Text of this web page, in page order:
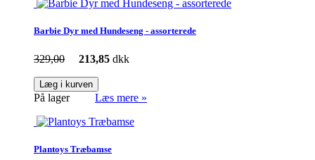
Barbie Dyr med Hundeseng - assorterede
329,00 213,85 dkk
Læg i kurven
På lager Læs mere »
Plantoys Træbamse